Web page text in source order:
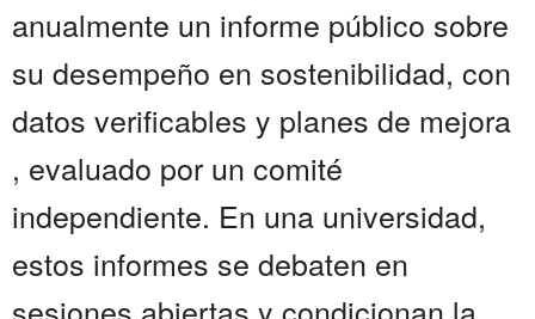
anualmente un informe público sobre
su desempeño en sostenibilidad, con
datos verificables y planes de mejora
, evaluado por un comité
independiente. En una universidad,
estos informes se debaten en